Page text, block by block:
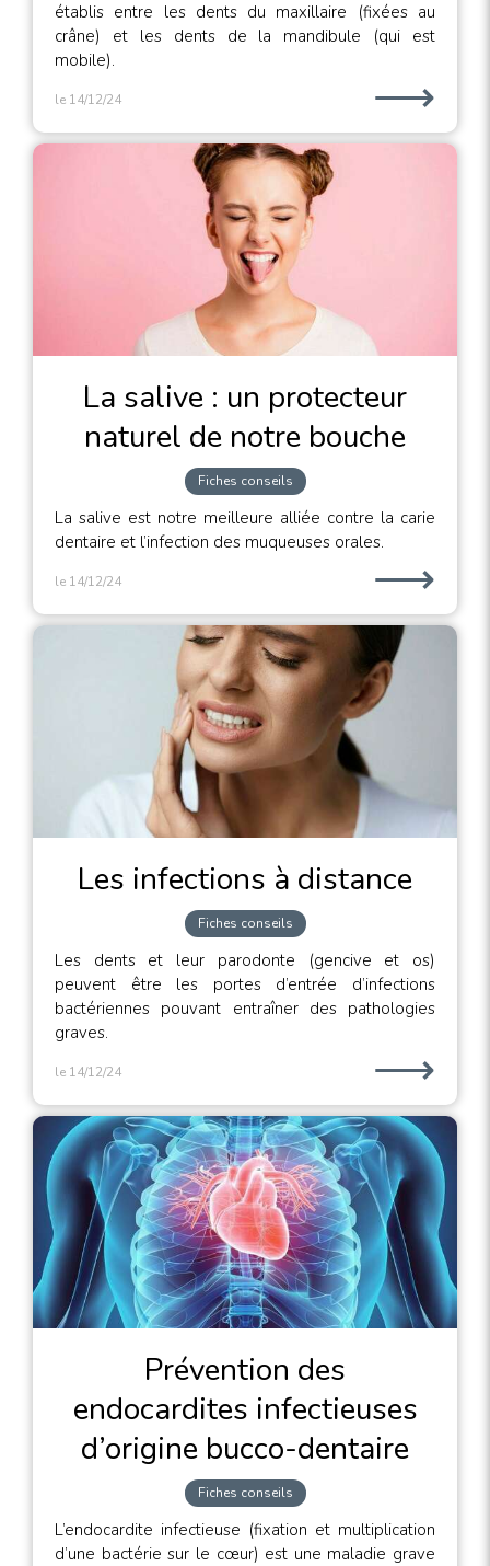
établis entre les dents du maxillaire (fixées au
crâne) et les dents de la mandibule (qui est
mobile).
le 14/12/24 ⟶
La salive : un protecteur
naturel de notre bouche
Fiches conseils
La salive est notre meilleure alliée contre la carie
dentaire et l’infection des muqueuses orales.
le 14/12/24 ⟶
Les infections à distance
Fiches conseils
Les dents et leur parodonte (gencive et os)
peuvent être les portes d’entrée d’infections
bactériennes pouvant entraîner des pathologies
graves.
le 14/12/24 ⟶
Prévention des
endocardites infectieuses
d’origine bucco-dentaire
Fiches conseils
L’endocardite infectieuse (fixation et multiplication
d’une bactérie sur le cœur) est une maladie grave